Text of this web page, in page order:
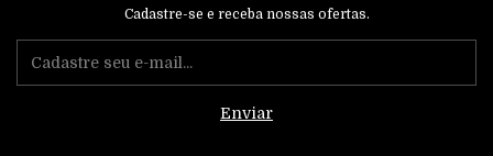
Cadastre-se e receba nossas ofertas.